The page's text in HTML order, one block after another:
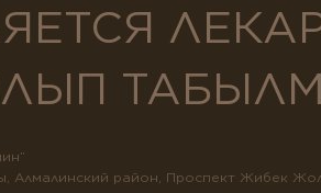
Алмалинский район, Проспект Жибек